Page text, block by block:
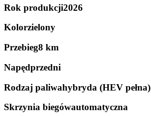
Rok produkcji2026
Kolorzielony
Przebieg8 km
Napędprzedni
Rodzaj paliwahybryda (HEV pełna)
Skrzynia biegówautomatyczna